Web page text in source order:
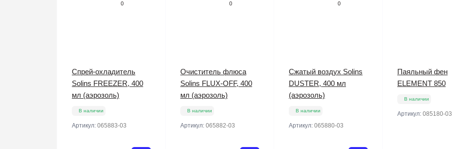
0
Спрей-охладитель
Solins FREEZER, 400
мл (аэрозоль)
В наличии
Артикул: 065883-03
0
Очиститель флюса
Solins FLUX-OFF, 400
мл (аэрозоль)
В наличии
Артикул: 065882-03
0
Сжатый воздух Solins
DUSTER, 400 мл
(аэрозоль)
В наличии
Артикул: 065880-03
Паяльный фен
ELEMENT 850
В наличии
Артикул: 085180-03